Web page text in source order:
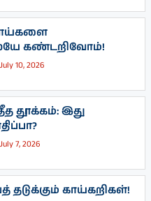
கண்டறிவோம்!
July 10, 2026
தூக்கம்: இது
July 7, 2026
தடுக்கும் காய்கறிகள்!